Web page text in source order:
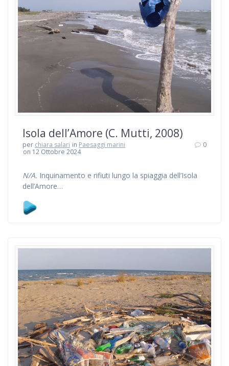
Isola dell’Amore (C. Mutti, 2008)
per chiara salari in Paesaggi marini
on 12 Ottobre 2024
0
N/A. Inquinamento e rifiuti lungo la spiaggia dell’Isola
dell’Amore…